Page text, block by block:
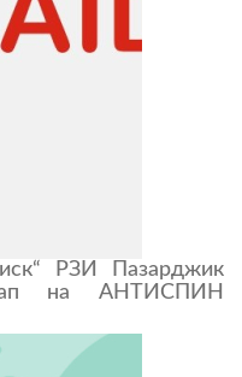
РЗИ Пазарджик
на АНТИСПИН